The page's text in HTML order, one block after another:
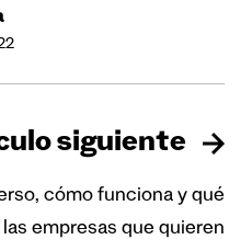
siguiente
cómo funciona y qué
empresas que quieren